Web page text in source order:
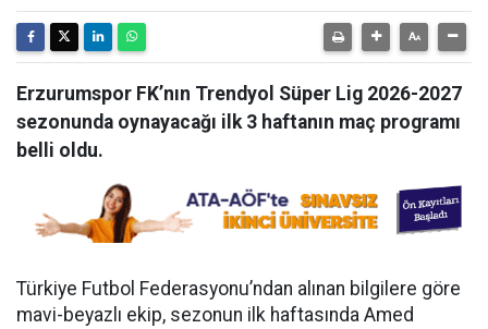
Erzurumspor FK’nın Trendyol Süper Lig 2026-2027
sezonunda oynayacağı ilk 3 haftanın maç programı
belli oldu.
Türkiye Futbol Federasyonu’ndan alınan bilgilere göre
mavi-beyazlı ekip, sezonun ilk haftasında Amed